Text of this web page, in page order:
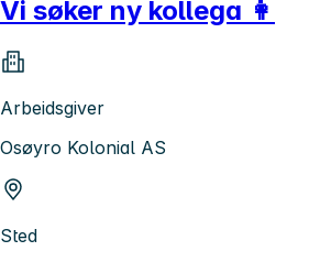
Vi søker ny kollega 👩
Arbeidsgiver
Osøyro Kolonial AS
Sted